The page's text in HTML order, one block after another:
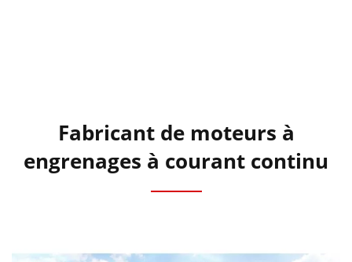
Fabricant de moteurs à
engrenages à courant continu